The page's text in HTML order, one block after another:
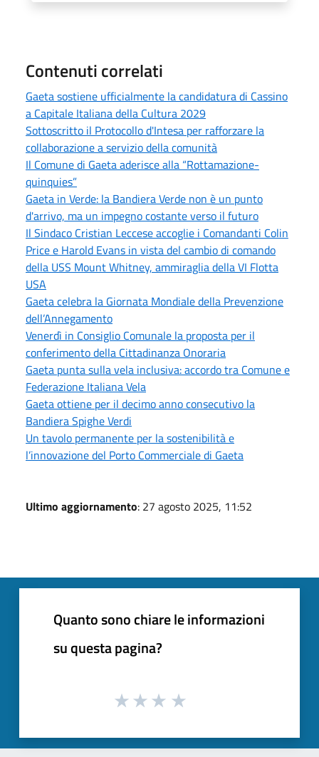
Contenuti correlati
Gaeta sostiene ufficialmente la candidatura di Cassino
a Capitale Italiana della Cultura 2029
Sottoscritto il Protocollo d'Intesa per rafforzare la
collaborazione a servizio della comunità
Il Comune di Gaeta aderisce alla “Rottamazione-
quinquies”
Gaeta in Verde: la Bandiera Verde non è un punto
d'arrivo, ma un impegno costante verso il futuro
Il Sindaco Cristian Leccese accoglie i Comandanti Colin
Price e Harold Evans in vista del cambio di comando
della USS Mount Whitney, ammiraglia della VI Flotta
USA
Gaeta celebra la Giornata Mondiale della Prevenzione
dell’Annegamento
Venerdì in Consiglio Comunale la proposta per il
conferimento della Cittadinanza Onoraria
Gaeta punta sulla vela inclusiva: accordo tra Comune e
Federazione Italiana Vela
Gaeta ottiene per il decimo anno consecutivo la
Bandiera Spighe Verdi
Un tavolo permanente per la sostenibilità e
l’innovazione del Porto Commerciale di Gaeta
Ultimo aggiornamento: 27 agosto 2025, 11:52
Quanto sono chiare le informazioni
su questa pagina?